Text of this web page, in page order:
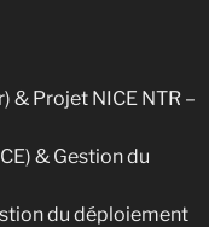
& Projet NICE NTR –
& Gestion du
du déploiement